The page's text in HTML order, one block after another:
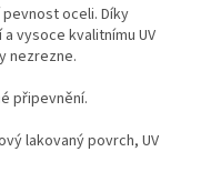
oceli. Díky
vysoce kvalitnímu UV
nezrezne.
připevnění.
lakovaný povrch, UV